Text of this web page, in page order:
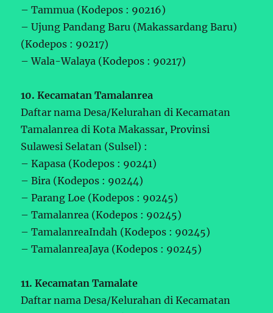
– Tammua (Kodepos : 90216)
– Ujung Pandang Baru (Makassardang Baru)
(Kodepos : 90217)
– Wala-Walaya (Kodepos : 90217)
10. Kecamatan Tamalanrea
Daftar nama Desa/Kelurahan di Kecamatan
Tamalanrea di Kota Makassar, Provinsi
Sulawesi Selatan (Sulsel) :
– Kapasa (Kodepos : 90241)
– Bira (Kodepos : 90244)
– Parang Loe (Kodepos : 90245)
– Tamalanrea (Kodepos : 90245)
– TamalanreaIndah (Kodepos : 90245)
– TamalanreaJaya (Kodepos : 90245)
11. Kecamatan Tamalate
Daftar nama Desa/Kelurahan di Kecamatan